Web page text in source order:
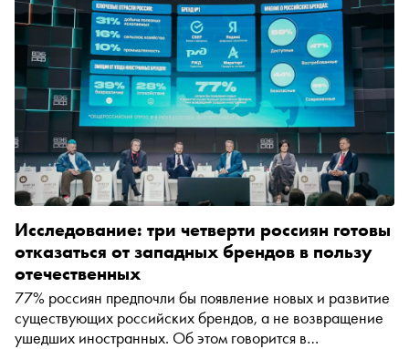
Исследование: три четверти россиян готовы
отказаться от западных брендов в пользу
отечественных
77% россиян предпочли бы появление новых и развитие
существующих российских брендов, а не возвращение
ушедших иностранных. Об этом говорится в